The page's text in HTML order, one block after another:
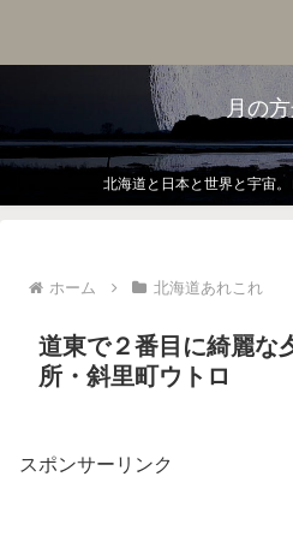
月の
北海道と日本と世界と宇宙
ホーム 北海道あれこれ
道東で２番目に綺麗な
所・斜里町ウトロ
スポンサーリンク